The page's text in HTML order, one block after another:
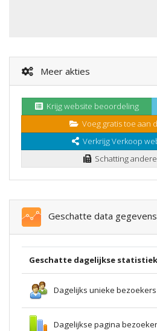
Meer akties
Krijg website beoordeling
Voeg gratis toe aan
Verkrijg Verkoop
Schatting
Geschatte data gegevens
Geschatte dagelijkse
Dagelijks unieke bezoekers
Dagelijkse pagina